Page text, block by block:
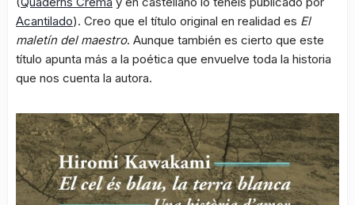
Acantilado). Creo que el título original en realidad es El
maletín del maestro. Aunque también es cierto que este
título apunta más a la poética que envuelve toda la historia
que nos cuenta la autora.